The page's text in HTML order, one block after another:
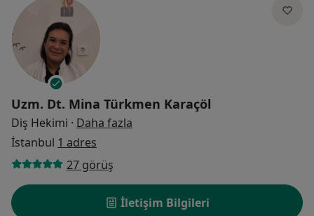
Uzm. Dt. Mina Türkmen Karaçöl
Diş Hekimi · Daha fazla
İstanbul 1 adres
27 görüş
İletişim Bilgileri